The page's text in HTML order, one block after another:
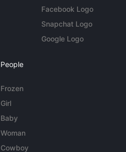
Facebook Logo
Snapchat Logo
Google Logo
People
Frozen
Girl
Baby
Woman
Cowboy